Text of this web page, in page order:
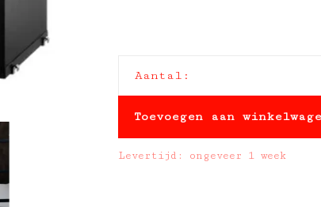
Aantal:
Toevoegen aan
Levertijd: ongeveer 1 week